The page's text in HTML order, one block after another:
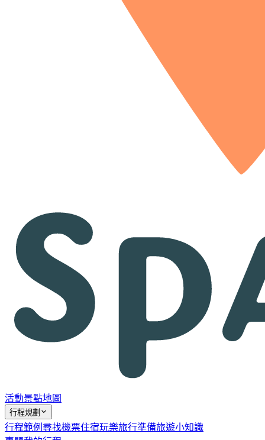
活動景點地圖
行程規劃
行程範例 尋找機票住宿玩樂旅行準備旅遊小知識